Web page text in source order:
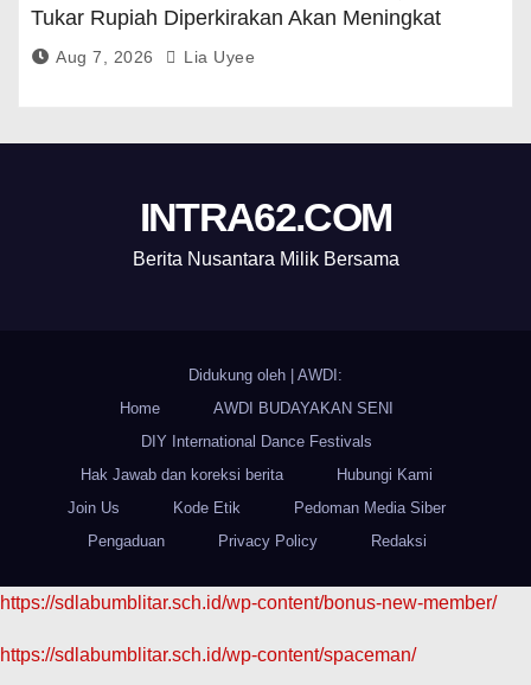
Tukar Rupiah Diperkirakan Akan Meningkat
Aug 7, 2026 Lia Uyee
INTRA62.COM
Berita Nusantara Milik Bersama
Didukung oleh | AWDI:
Home
AWDI BUDAYAKAN SENI
DIY International Dance Festivals
Hak Jawab dan koreksi berita
Hubungi Kami
Join Us
Kode Etik
Pedoman Media Siber
Pengaduan
Privacy Policy Redaksi
https://sdlabumblitar.sch.id/wp-content/bonus-new-member/
https://sdlabumblitar.sch.id/wp-content/spaceman/